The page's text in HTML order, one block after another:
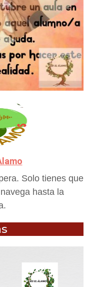
Solo tienes que
hasta la